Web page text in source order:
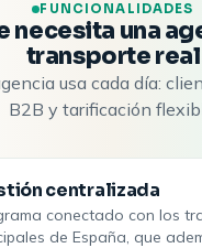
FUNCIONALIDADES
necesita una
transporte real
usa cada día:
B2B y tarificación
centralizada
conectado con los
de España, que